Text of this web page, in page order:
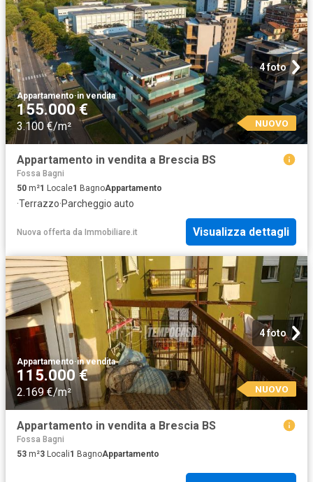
4 foto
Appartamento·in vendita
155.000 €
3.100 €/m² NUOVO
Appartamento in vendita a Brescia BS
Fossa Bagni
50 m²1 Locale1 BagnoAppartamento
·Terrazzo·Parcheggio auto
Nuova offerta da Immobiliare.it Visualizza dettagli
4 foto
Appartamento·in vendita
115.000 €
2.169 €/m² NUOVO
Appartamento in vendita a Brescia BS
Fossa Bagni
53 m²3 Locali1 BagnoAppartamento